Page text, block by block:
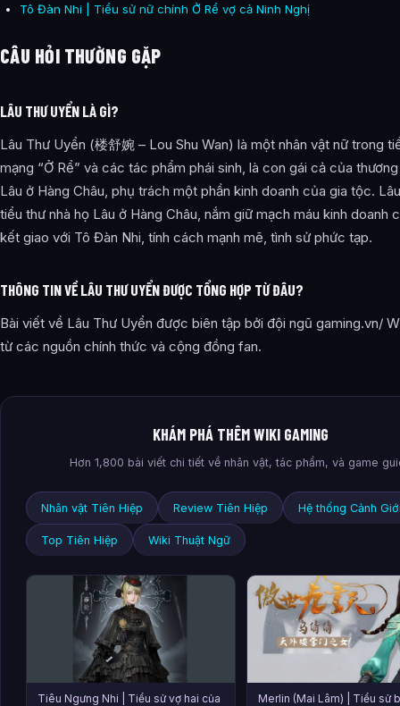
Tô Đàn Nhi | Tiểu sử nữ chính Ở Rể vợ cả Ninh Nghị
CÂU HỎI THƯỜNG GẶP
LÂU THƯ UYỂN LÀ GÌ?
Lâu Thư Uyển (楼舒婉 – Lou Shu Wan) là một nhân vật nữ trong
mạng “Ở Rể” và các tác phẩm phái sinh, là con gái cả của
Lâu ở Hàng Châu, phụ trách một phần kinh doanh của gia tộc.
tiểu thư nhà họ Lâu ở Hàng Châu, nắm giữ mạch máu kinh doanh
kết giao với Tô Đàn Nhi, tính cách mạnh mẽ, tình sử phức tạp.
THÔNG TIN VỀ LÂU THƯ UYỂN ĐƯỢC TỔNG HỢP TỪ ĐÂU?
Bài viết về Lâu Thư Uyển được biên tập bởi đội ngũ gaming.vn/
từ các nguồn chính thức và cộng đồng fan.
KHÁM PHÁ THÊM WIKI GAMING
Hơn 1,800 bài viết chi tiết về nhân vật, tác phẩm, và game
Nhân vật Tiên Hiệp Review Tiên Hiệp Hệ thống Cảnh
Top Tiên Hiệp Wiki Thuật Ngữ
Tiêu Ngưng Nhi | Tiểu sử vợ hai của
Merlin (Mai Lâm) | Tiểu sử